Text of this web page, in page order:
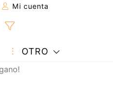
Mi cuenta
OTRO